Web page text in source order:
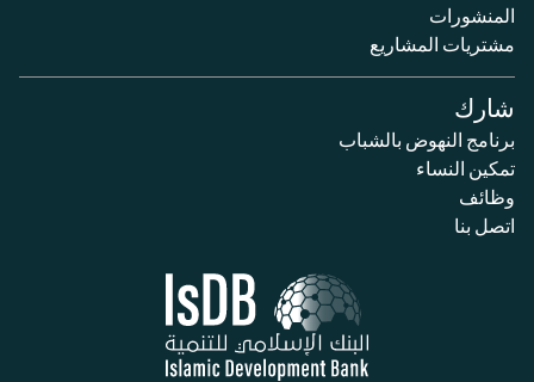
المنشورات
مشتريات المشاريع
شارك
برنامج النهوض بالشباب
تمكين النساء
وظائف
اتصل بنا